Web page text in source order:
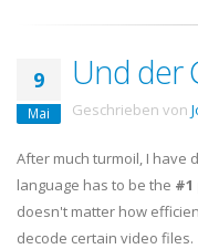
9
Mai
Und der
Geschrieben von
After much turmoil, I have
language has to be the
doesn't matter how
decode certain video files.